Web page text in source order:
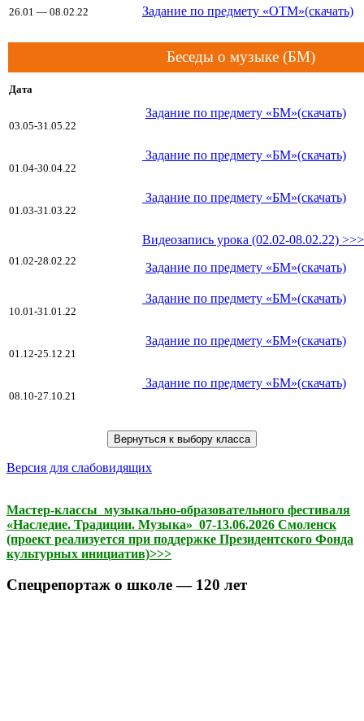
26.01 — 08.02.22 Задание по предмету «ОТМ»(скачать)
Беседы о музыке (БМ)
Дата
03.05-31.05.22
Задание по предмету «БМ»(скачать)
01.04-30.04.22
Задание по предмету «БМ»(скачать)
01.03-31.03.22
Задание по предмету «БМ»(скачать)
01.02-28.02.22
Видеозапись урока (02.02-08.02.22) >>>
Задание по предмету «БМ»(скачать)
10.01-31.01.22
Задание по предмету «БМ»(скачать)
01.12-25.12.21
Задание по предмету «БМ»(скачать)
08.10-27.10.21
Задание по предмету «БМ»(скачать)
Версия для слабовидящих
Мастер-классы музыкально-образовательного фестиваля
«Наследие. Традиции. Музыка» 07-13.06.2026 Смоленск
(проект реализуется при поддержке Президентского Фонда
культурных инициатив)>>>
Спецрепортаж о школе — 120 лет